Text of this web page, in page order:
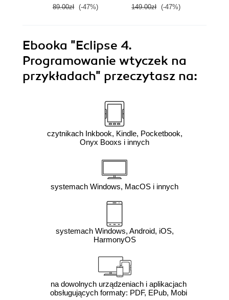
89.00zł (-47%) 149.00zł (-47%)
Ebooka "Eclipse 4.
Programowanie wtyczek na
przykładach" przeczytasz na:
czytnikach Inkbook, Kindle, Pocketbook,
Onyx Booxs i innych
systemach Windows, MacOS i innych
systemach Windows, Android, iOS,
HarmonyOS
na dowolnych urządzeniach i aplikacjach
obsługujących formaty: PDF, EPub, Mobi